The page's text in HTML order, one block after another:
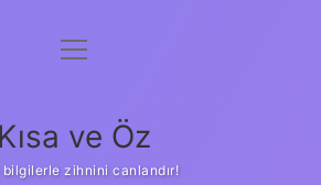
Anasayfa
Yasal Uyarı
menüyü
Kısa ve Öz
bilgilerle zihnini canlandır!